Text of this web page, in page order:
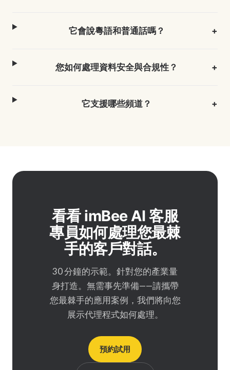
它會說粵語和普通話嗎？ +
您如何處理資料安全與合規性？ +
它支援哪些頻道？ +
看看 imBee AI 客服
專員如何處理您最棘
手的客戶對話。
30 分鐘的示範。針對您的產業量
身打造。無需事先準備——請攜帶
您最棘手的應用案例，我們將向您
展示代理程式如何處理。
預約試用